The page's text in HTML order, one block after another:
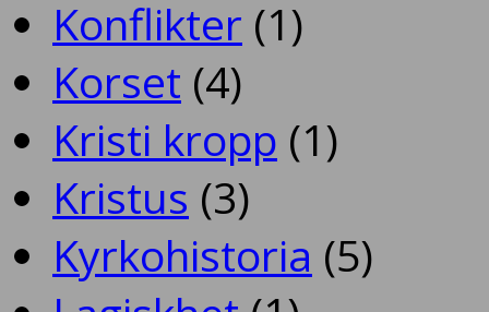
Konflikter (1)
Korset (4)
Kristi kropp (1)
Kristus (3)
Kyrkohistoria (5)